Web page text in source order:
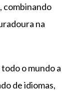
combinando
na
o mundo a
de idiomas,